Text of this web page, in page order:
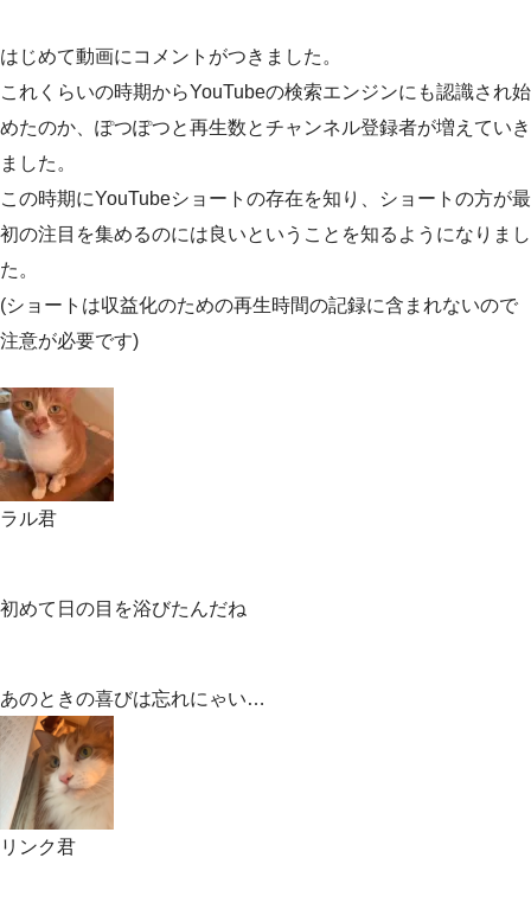
はじめて動画にコメントがつきました。
これくらいの時期からYouTubeの検索エンジンにも認識され始
めたのか、ぽつぽつと再生数とチャンネル登録者が増えていき
ました。
この時期にYouTubeショートの存在を知り、ショートの方が最
初の注目を集めるのには良いということを知るようになりまし
た。
(ショートは収益化のための再生時間の記録に含まれないので
注意が必要です)
ラル君
初めて日の目を浴びたんだね
あのときの喜びは忘れにゃい…
リンク君